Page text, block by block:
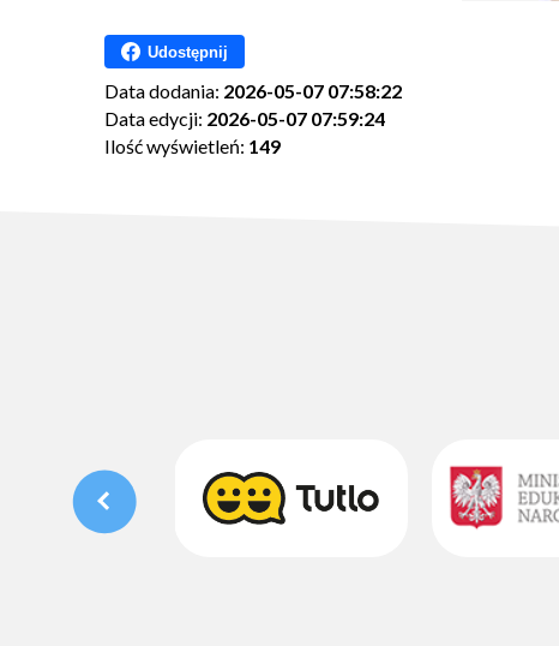
Udostępnij
Data dodania: 2026-05-07 07:58:22
Data edycji: 2026-05-07 07:59:24
Ilość wyświetleń: 149